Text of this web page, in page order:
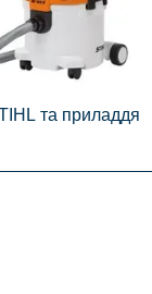
та приладдя